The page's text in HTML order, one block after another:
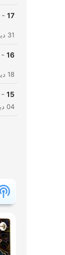
17
-
31 ديسمبر 2022
16
-
18 ديسمبر 2022
15
-
04 ديسمبر 2022